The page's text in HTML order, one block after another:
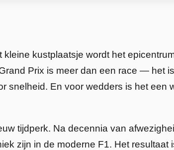
kustplaatsje wordt het
Prix is meer dan een race — het
snelheid. En voor wedders is het een
tijdperk. Na decennia van
zijn in de moderne F1. Het resultaat